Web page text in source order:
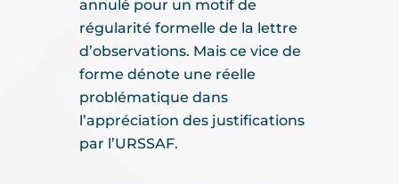
annulé pour un motif de
régularité formelle de la lettre
d’observations. Mais ce vice de
forme dénote une réelle
problématique dans
l’appréciation des justifications
par l’URSSAF.